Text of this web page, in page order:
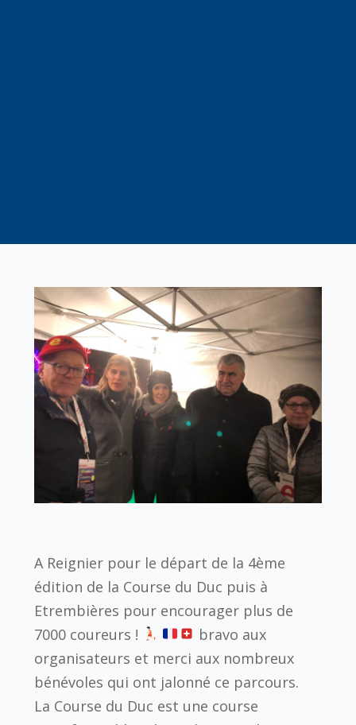
A Reignier pour le départ de la 4ème
édition de la Course du Duc puis à
Etrembières pour encourager plus de
7000 coureurs !
bravo aux
organisateurs et merci aux nombreux
bénévoles qui ont jalonné ce parcours.
La Course du Duc est une course